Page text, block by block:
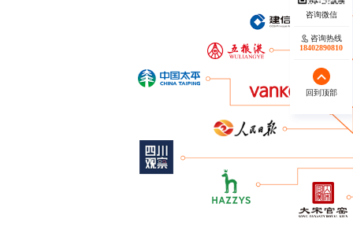
咨询热线
17723342546
回到顶部
咨询热线
18402890810
回到顶部